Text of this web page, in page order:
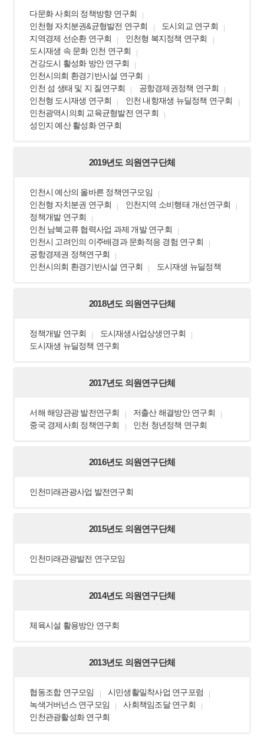
다문화 사회의 정책방향 연구회
인천형 자치분권&균형발전 연구회
도시외교 연구회
지역경제 선순환 연구회
인천형 복지정책 연구회
도시재생 속 문화 인천 연구회
건강도시 활성화 방안 연구회
인천시의회 환경기반시설 연구회
인천 섬 생태 및 지 질연구회
공항경제권정책 연구회
인천형 도시재생 연구회
인천 내항재생 뉴딜정책 연구회
인천광역시의회 교육균형발전 연구회
성인지 예산 활성화 연구회
2019년도 의원연구단체
인천시 예산의 올바른 정책연구모임
인천형 자치분권 연구회
인천지역 소비행태 개선연구회
정책개발 연구회
인천 남북교류 협력사업 과제 개발 연구회
인천시 고려인의 이주배경과 문화적응 경험 연구회
공항경제권 정책연구회
인천시의회 환경기반시설 연구회
도시재생 뉴딜정책
2018년도 의원연구단체
정책개발 연구회
도시재생사업상생연구회
도시재생 뉴딜정책 연구회
2017년도 의원연구단체
서해 해양관광 발전연구회
저출산 해결방안 연구회
중국 경제사회 정책연구회
인천 청년정책 연구회
2016년도 의원연구단체
인천미래관광사업 발전연구회
2015년도 의원연구단체
인천미래관광발전 연구모임
2014년도 의원연구단체
체육시설 활용방안 연구회
2013년도 의원연구단체
협동조합 연구모임
시민생활밀착사업 연구포럼
녹색거버넌스 연구모임
사회책임조달 연구회
인천관광활성화 연구회